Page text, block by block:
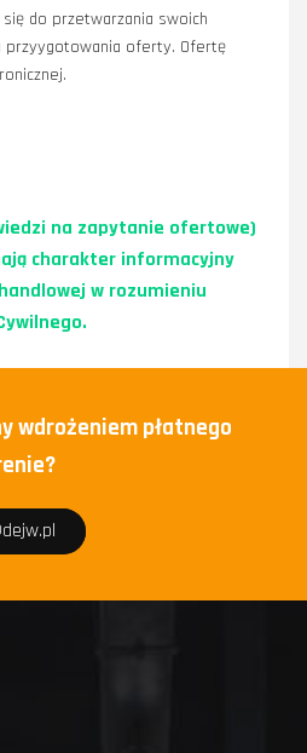
do przetwarzania swoich
przyygotowania oferty. Ofertę
na zapytanie ofertowe)
charakter informacyjny
w rozumieniu
wdrożeniem płatnego